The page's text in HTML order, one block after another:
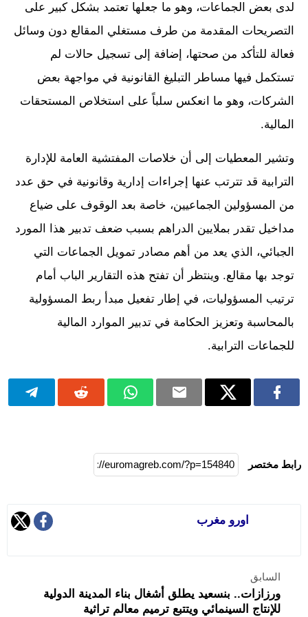
لدى بعض الجماعات، وهو ما جعلها تعتمد بشكل كبير على
التصريحات المقدمة من طرف مستغلي المقالع دون وسائل
فعالة للتأكد من صحتها، إضافة إلى تسجيل حالات لم
تستكمل فيها مساطر التبليغ القانونية في مواجهة بعض
الشركات، وهو ما انعكس سلباً على استخلاص المستحقات
المالية.
وتشير المعطيات إلى أن خلاصات المفتشية العامة للإدارة
الترابية قد تترتب عنها إجراءات إدارية وقانونية في حق عدد
من المسؤولين الجماعيين، خاصة بعد الوقوف على ضياع
مداخيل تقدر بملايين الدراهم بسبب ضعف تدبير هذا المورد
الجبائي، الذي يعد من أهم مصادر تمويل الجماعات التي
توجد بها مقالع. وينتظر أن تفتح هذه التقارير الباب أمام
ترتيب المسؤوليات، في إطار تفعيل مبدأ ربط المسؤولية
بالمحاسبة وتعزيز الحكامة في تدبير الموارد المالية
للجماعات الترابية.
رابط مختصر
اورو مغرب
السابق
ورزازات.. بنسعيد يطلق أشغال بناء المدينة الدولية
للإنتاج السينمائي ويتتبع ترميم معالم تراثية